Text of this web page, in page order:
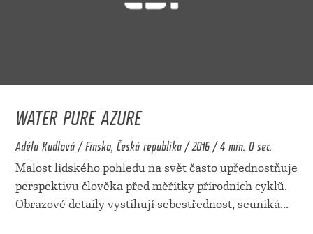
WATER PURE AZURE
Adéla Kudlová / Finsko, Česká republika / 2016 / 4 min. 0 sec.
Malost lidského pohledu na svět často upřednostňuje
perspektivu člověka před měřítky přírodních cyklů.
Obrazové detaily vystihují sebestřednost, seuniká...